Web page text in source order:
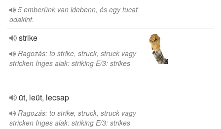
5 emberünk van idebenn, és egy tucat
odakint.
strike
Ragozás: to strike, struck, struck vagy
stricken Inges alak: striking E/3: strikes
üt, leüt, lecsap
Ragozás: to strike, struck, struck vagy
stricken Inges alak: striking E/3: strikes